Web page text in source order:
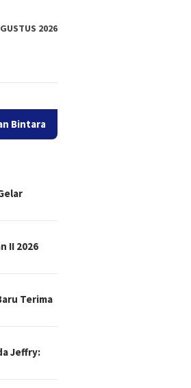
2026
Terima Pengarahan Kasbrigif 21/
II 2026
Terima
Jeffry: